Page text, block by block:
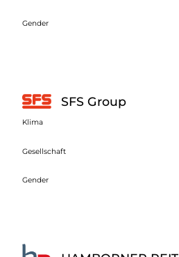
Gender
SFS Group
Klima
Gesellschaft
Gender